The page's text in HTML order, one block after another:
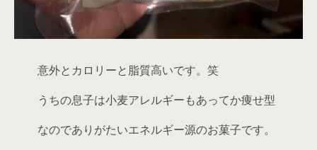
意外と カロリーと脂質高いです。笑
うちの息子は小麦アレルギーもあってか痩せ型
なのでありがたいエネルギー源のお菓子です。